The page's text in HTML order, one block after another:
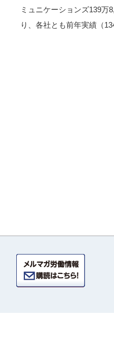
ミュニケーションズ139万
り、各社とも前年実績（